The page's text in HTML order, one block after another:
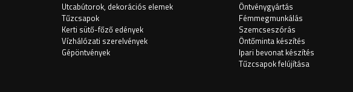
Utcabútorok, dekorációs elemek
Tűzcsapok
Kerti sütő-főző edények
Vízhálózati szerelvények
Gépöntvények
Öntvénygyártás
Fémmegmunkálás
Szemcseszórás
Öntőminta készítés
Ipari bevonat készítés
Tűzcsapok felújítása